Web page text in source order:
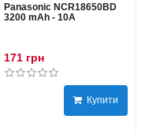
Panasonic NCR18650BD
3200 mAh - 10А
171 грн
Купити